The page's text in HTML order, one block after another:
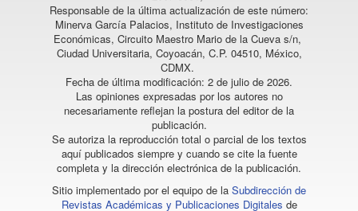
Responsable de la última actualización de este número:
Minerva García Palacios, Instituto de Investigaciones
Económicas, Circuito Maestro Mario de la Cueva s/n,
Ciudad Universitaria, Coyoacán, C.P. 04510, México,
CDMX.
Fecha de última modificación: 2 de julio de 2026.
Las opiniones expresadas por los autores no
necesariamente reflejan la postura del editor de la
publicación.
Se autoriza la reproducción total o parcial de los textos
aquí publicados siempre y cuando se cite la fuente
completa y la dirección electrónica de la publicación.
Sitio implementado por el equipo de la Subdirección de
Revistas Académicas y Publicaciones Digitales de